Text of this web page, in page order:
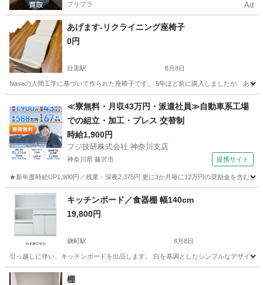
プリフラ Ad
あげます-リクライニング座椅子
0円
目黒駅 8月8日
Nasaの人間工学に基づいて作られた座椅子です。 5年ほど前に購入しましたが、あま
目黒駅 ソファ
≪寮無料・月収43万円・派遣社員≫自動車系工場
での組立・加工・プレス 交替制
時給1,900円
フジ技研株式会社 神奈川支店
神奈川県 藤沢市 提携サイト
★新年度時給UP1,900円／残業・深夜2,375円 更に3か月毎に12万円の奨励金を含む
神奈川 藤沢市 その他
キッチンボード／食器棚 幅140cm
19,800円
麹町駅 8月8日
引っ越しに伴い、キッチンボードを出品します。 白を基調としたシンプルなデザイ
東京 千代田区 棚